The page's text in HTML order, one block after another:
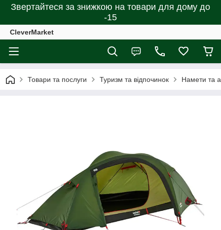
Звертайтеся за знижкою на товари для дому до
-15
CleverMarket
Товари та послуги Туризм та відпочинок Намети та